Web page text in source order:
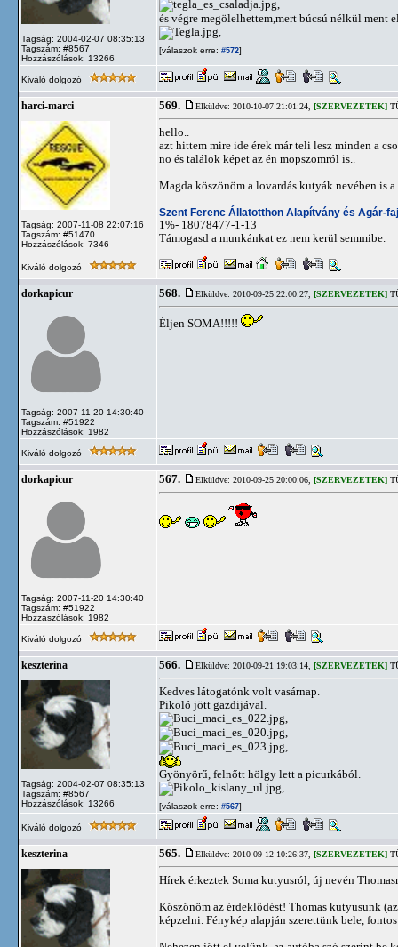
Tagság: 2004-02-07 08:35:13
Tagszám: #8567
Hozzászólások: 13266
és végre megölelhettem,mert búcsú nélkül ment
[válaszok erre: #572]
Kiváló dolgozó
harci-marci
Tagság: 2007-11-08 22:07:16
Tagszám: #51470
Hozzászólások: 7346
569. Elküldve: 2010-10-07 21:01:24, [SZERVEZETEK]
hello..
azt hittem mire ide érek már teli lesz minden a
no és találok képet az én mopszomról is..
Magda köszönöm a lovardás kutyák nevében is a
Szent Ferenc Állatotthon Alapítvány és Agár-
1%- 18078477-1-13
Támogasd a munkánkat ez nem kerül semmibe.
Kiváló dolgozó
dorkapicur
Tagság: 2007-11-20 14:30:40
Tagszám: #51922
Hozzászólások: 1982
568. Elküldve: 2010-09-25 22:00:27, [SZERVEZETEK]
Éljen SOMA!!!!!
Kiváló dolgozó
dorkapicur
Tagság: 2007-11-20 14:30:40
Tagszám: #51922
Hozzászólások: 1982
567. Elküldve: 2010-09-25 20:00:06, [SZERVEZETEK]
Kiváló dolgozó
keszterina
Tagság: 2004-02-07 08:35:13
Tagszám: #8567
Hozzászólások: 13266
566. Elküldve: 2010-09-21 19:03:14, [SZERVEZETEK]
Kedves látogatónk volt vasárnap.
Pikoló jött gazdijával.
Gyönyörű, felnőtt hölgy lett a picurkából.
[válaszok erre: #567]
Kiváló dolgozó
keszterina 565. Elküldve: 2010-09-12 10:26:37, [SZERVEZETEK]
Hírek érkeztek Soma kutyusról, új nevén
Köszönöm az érdeklődést! Thomas kutyusunk
képzelni. Fénykép alapján szerettünk bele,